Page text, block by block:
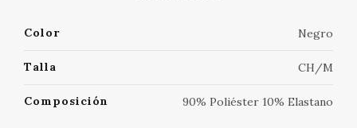
Color Negro
Talla CH/M
Composición 90% Poliéster 10% Elastano